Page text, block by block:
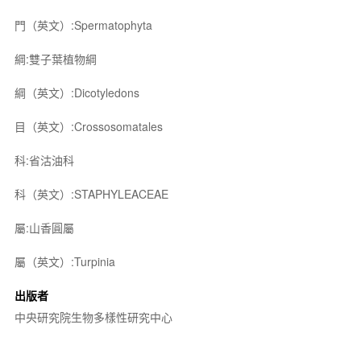
門（英文）:Spermatophyta
綱:雙子葉植物綱
綱（英文）:Dicotyledons
目（英文）:Crossosomatales
科:省沽油科
科（英文）:STAPHYLEACEAE
屬:山香圓屬
屬（英文）:Turpinia
出版者
中央研究院生物多樣性研究中心